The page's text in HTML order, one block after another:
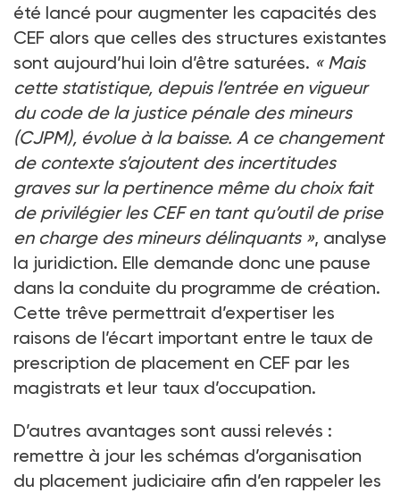
été lancé pour augmenter les capacités des
CEF alors que celles des structures existantes
sont aujourd’hui loin d’être saturées. « Mais
cette statistique, depuis l’entrée en vigueur
du code de la justice pénale des mineurs
(CJPM), évolue à la baisse. A ce changement
de contexte s’ajoutent des incertitudes
graves sur la pertinence même du choix fait
de privilégier les CEF en tant qu’outil de prise
en charge des mineurs délinquants », analyse
la juridiction. Elle demande donc une pause
dans la conduite du programme de création.
Cette trêve permettrait d’expertiser les
raisons de l’écart important entre le taux de
prescription de placement en CEF par les
magistrats et leur taux d’occupation.
D’autres avantages sont aussi relevés :
remettre à jour les schémas d’organisation
du placement judiciaire afin d’en rappeler les